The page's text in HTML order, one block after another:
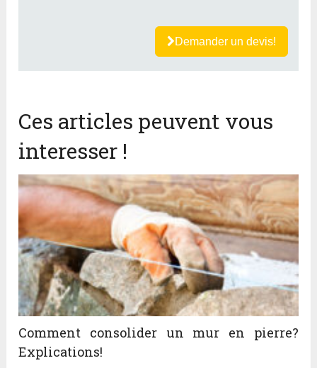
Demander un devis!
Ces articles peuvent vous
interesser !
Comment consolider un mur en pierre?
Explications!